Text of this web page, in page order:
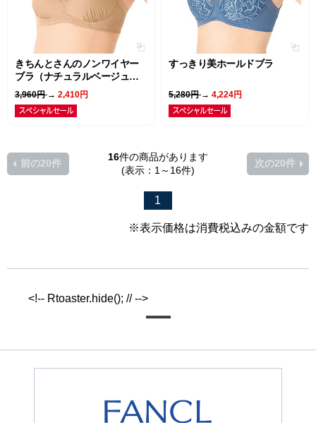
きちんとさんのノンワイヤー
ブラ（ナチュラルベージュ・
モーヴピンク）
3,960円 → 2,410円
すっきり美ホールドブラ
5,280円 → 4,224円
16件の商品があります
(表示：1～16件)
前の20件
1
次の20件
※表示価格は消費税込みの金額です